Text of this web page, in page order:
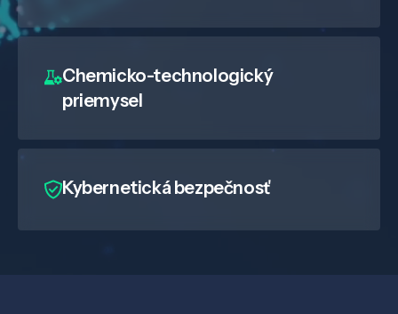
Chemicko-technologický
priemysel
Kybernetická bezpečnosť